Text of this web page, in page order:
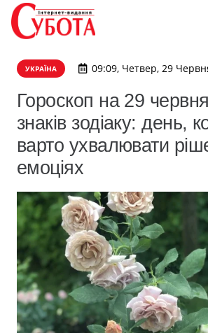
УКРАЇНА 09:09, Четвер, 29
Гороскоп на 29
знаків зодіаку: день,
варто ухвалювати
емоціях